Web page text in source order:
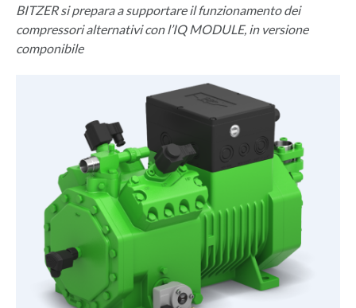
BITZER si prepara a supportare il funzionamento dei
compressori alternativi con l’IQ MODULE, in versione
componibile